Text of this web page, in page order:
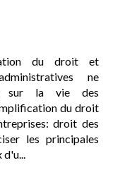
du droit et
ne
sur la vie des
du droit
droit des
les principales
d'u...